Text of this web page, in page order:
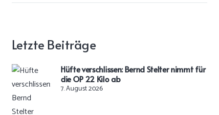
Letzte Beiträge
Hüfte verschlissen: Bernd Stelter nimmt für
die OP 22 Kilo ab
7. August 2026